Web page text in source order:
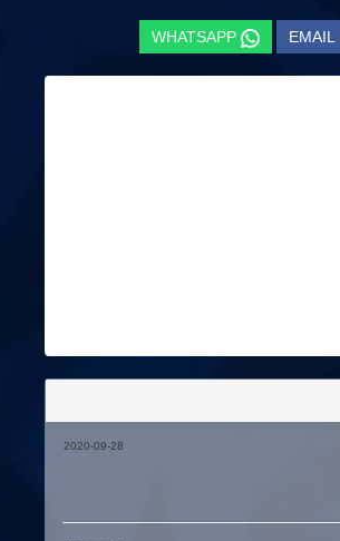
EMAIL
WHATSAPP
2020-09-28